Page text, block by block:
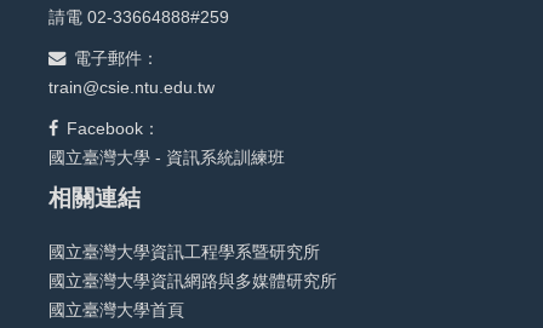
請電 02-33664888#259
電子郵件：
train@csie.ntu.edu.tw
Facebook：
國立臺灣大學 - 資訊系統訓練班
相關連結
國立臺灣大學資訊工程學系暨研究所
國立臺灣大學資訊網路與多媒體研究所
國立臺灣大學首頁